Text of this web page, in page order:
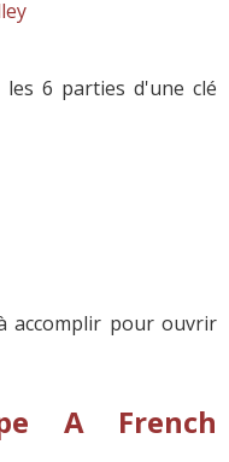
les 6 parties d'une clé
accomplir pour ouvrir
A French